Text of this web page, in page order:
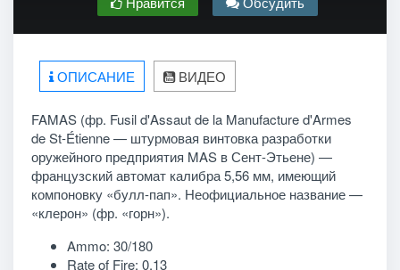
ОПИСАНИЕ ВИДЕО
FAMAS (фр. Fusil d'Assaut de la Manufacture d'Armes
de St-Étienne — штурмовая винтовка разработки
оружейного предприятия MAS в Сент-Этьене) —
французский автомат калибра 5,56 мм, имеющий
компоновку «булл-пап». Неофициальное название —
«клерон» (фр. «горн»).
Ammo: 30/180
Rate of Fire: 0.13